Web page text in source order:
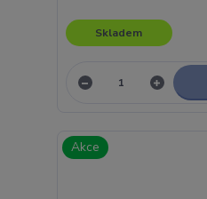
Skladem
Akce